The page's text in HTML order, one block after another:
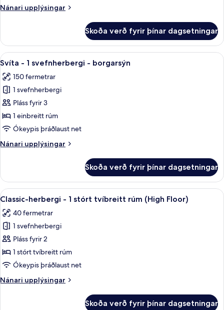
klúbbi
stórt
Nánari upplýsingar
Nánari
herbergi
1
tvíbreitt
rúm
Skoða verð fyrir þínar dagsetningar
Skoða
allar
myndir
fyrir
Svíta
-
1
-
Svíta - 1 svefnherbergi - borgarsýn
5
Svíta - 1 svefnherbergi - borgarsýn
150 fermetrar
1 svefnherbergi
Pláss fyrir 3
1 einbreitt rúm
Ókeypis þráðlaust net
Nánari upplýsingar
Nánari
-
svefnherbergi
borgarsýn
Skoða verð fyrir þínar dagsetningar
Skoða
allar
myndir
fyrir
Classic-
herbergi
-
stórt
Rúmföt úr egypskri bómull, rúmföt
8
Classic-herbergi - 1 stórt tvíbreitt rúm (High Floor)
40 fermetrar
1 svefnherbergi
Pláss fyrir 2
1 stórt tvíbreitt rúm
Ókeypis þráðlaust net
Nánari upplýsingar
Nánari
Skoða verð fyrir þínar dagsetningar